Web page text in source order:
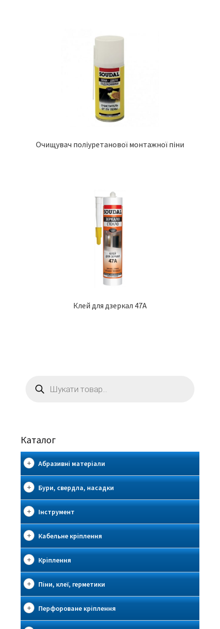
Очищувач поліуретанової монтажної піни
Клей для дзеркал 47A
товарів
Каталог
Абразивні матеріали
Бури, свердла, насадки
Інструмент
Кабельне кріплення
Кріплення
Піни, клеї, герметики
Перфороване кріплення